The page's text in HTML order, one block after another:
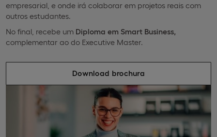
empresarial, e onde irá colaborar em projetos reais com
outros estudantes.
No final, recebe um Diploma em Smart Business,
complementar ao do Executive Master.
Download brochura